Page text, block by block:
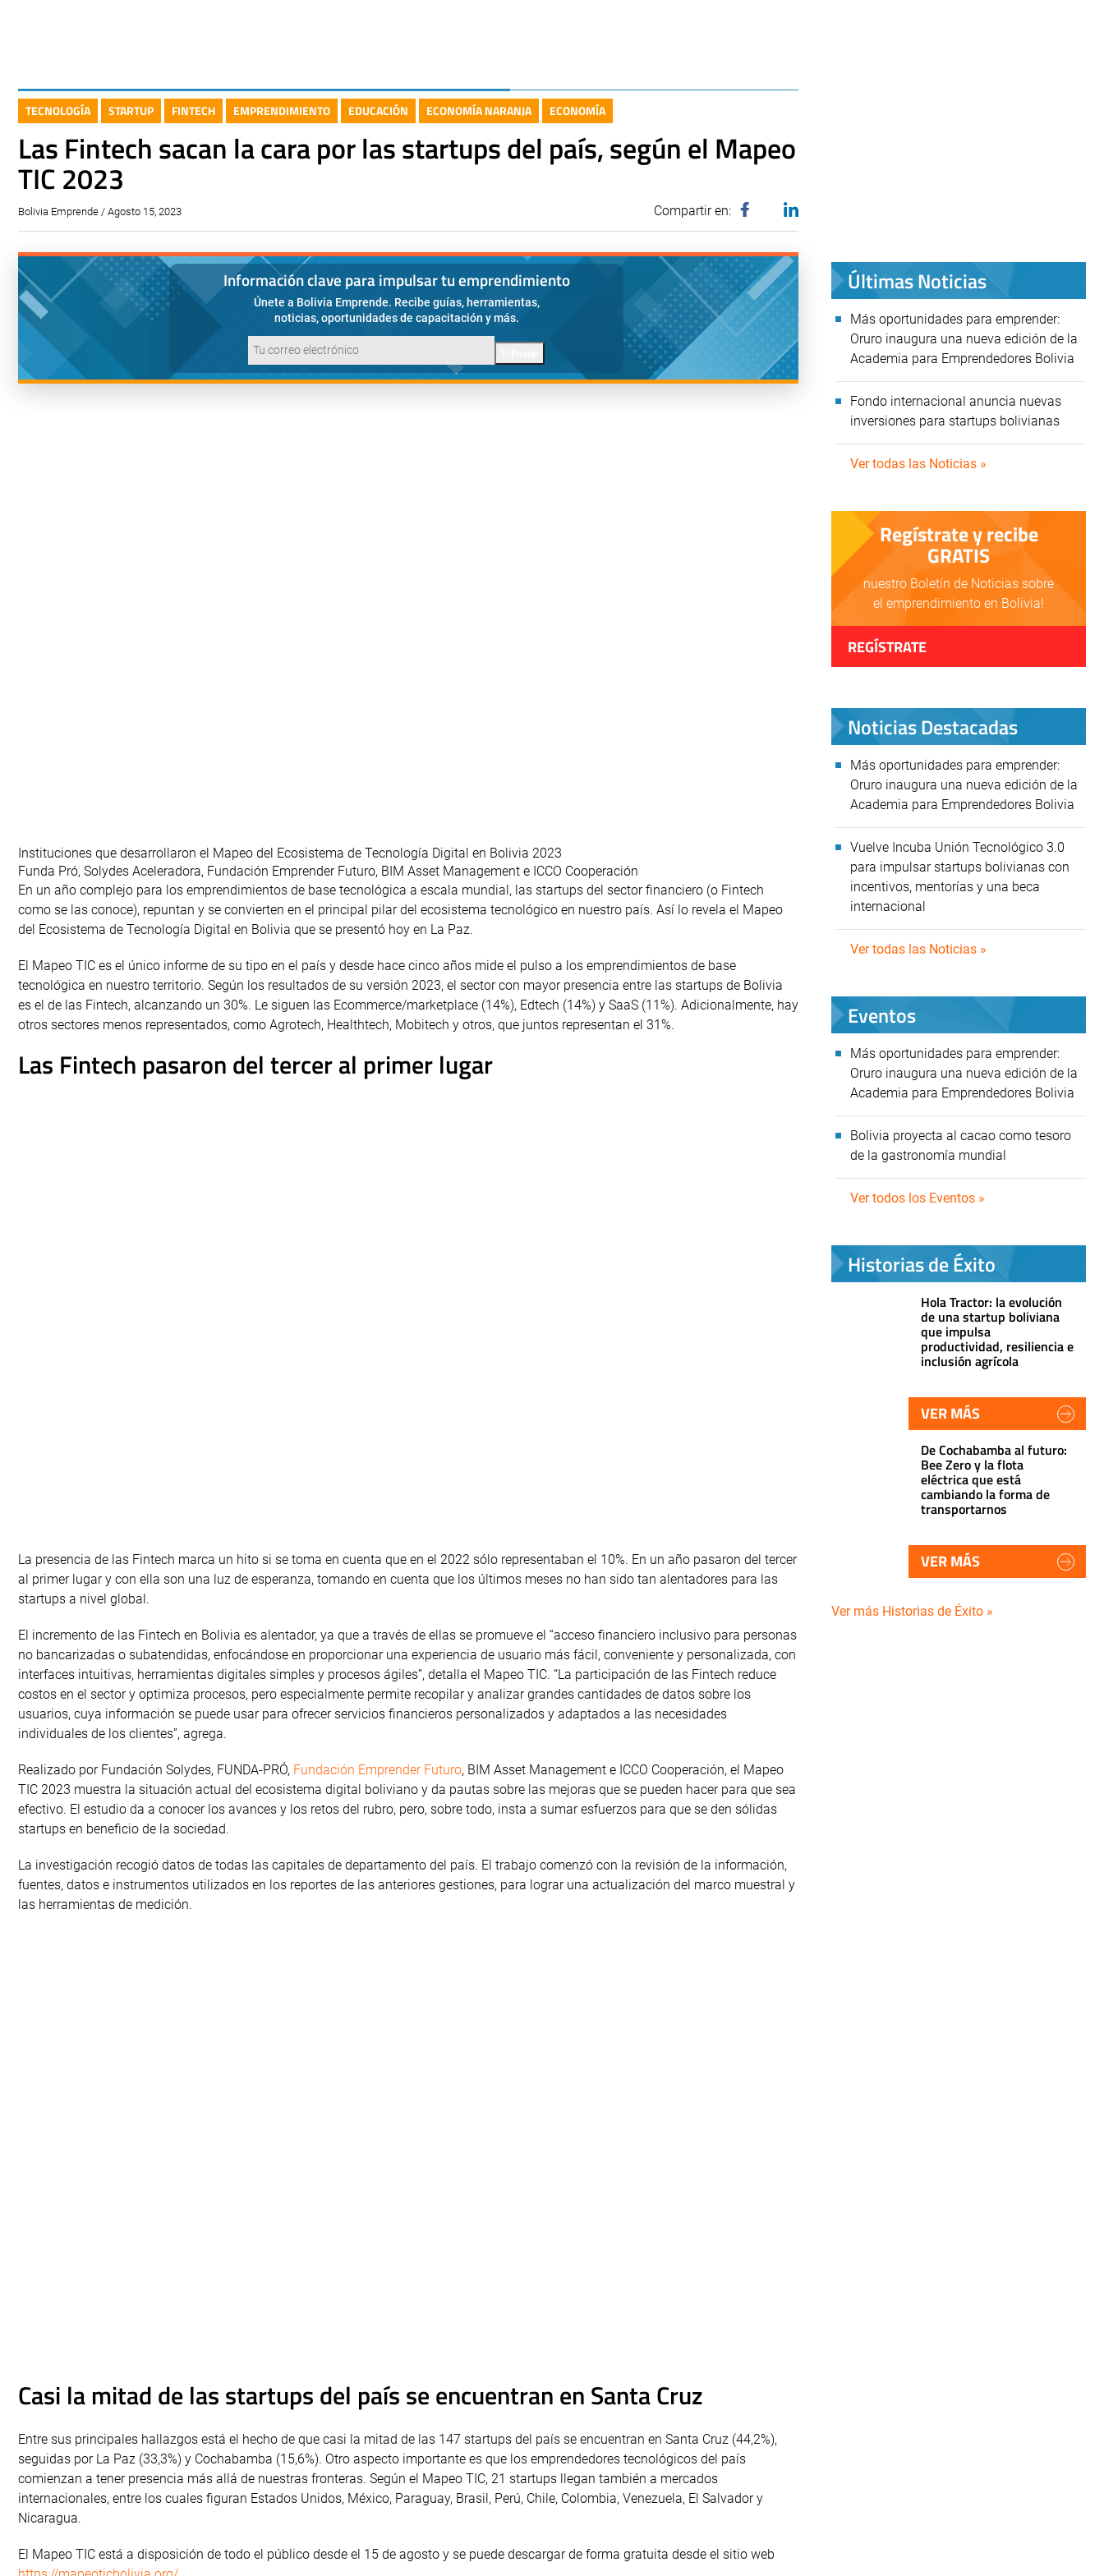
TECNOLOGÍA STARTUP FINTECH EMPRENDIMIENTO EDUCACIÓN ECONOMÍA NARANJA ECONOMÍA
Las Fintech sacan la cara por las startups del país, según el Mapeo
TIC 2023
Bolivia Emprende / Agosto 15, 2023 Compartir en:
Información clave para impulsar tu emprendimiento
Únete a Bolivia Emprende. Recibe guías, herramientas,
noticias, oportunidades de capacitación y más.
Instituciones que desarrollaron el Mapeo del Ecosistema de Tecnología Digital en Bolivia 2023
Funda Pró, Solydes Aceleradora, Fundación Emprender Futuro, BIM Asset Management e ICCO Cooperación
En un año complejo para los emprendimientos de base tecnológica a escala mundial, las startups del sector financiero (o Fintech
como se las conoce), repuntan y se convierten en el principal pilar del ecosistema tecnológico en nuestro país. Así lo revela el Mapeo
del Ecosistema de Tecnología Digital en Bolivia que se presentó hoy en La Paz.
El Mapeo TIC es el único informe de su tipo en el país y desde hace cinco años mide el pulso a los emprendimientos de base
tecnológica en nuestro territorio. Según los resultados de su versión 2023, el sector con mayor presencia entre las startups de Bolivia
es el de las Fintech, alcanzando un 30%. Le siguen las Ecommerce/marketplace (14%), Edtech (14%) y SaaS (11%). Adicionalmente, hay
otros sectores menos representados, como Agrotech, Healthtech, Mobitech y otros, que juntos representan el 31%.
Las Fintech pasaron del tercer al primer lugar
La presencia de las Fintech marca un hito si se toma en cuenta que en el 2022 sólo representaban el 10%. En un año pasaron del tercer
al primer lugar y con ella son una luz de esperanza, tomando en cuenta que los últimos meses no han sido tan alentadores para las
startups a nivel global.
El incremento de las Fintech en Bolivia es alentador, ya que a través de ellas se promueve el “acceso financiero inclusivo para personas
no bancarizadas o subatendidas, enfocándose en proporcionar una experiencia de usuario más fácil, conveniente y personalizada, con
interfaces intuitivas, herramientas digitales simples y procesos ágiles”, detalla el Mapeo TIC. “La participación de las Fintech reduce
costos en el sector y optimiza procesos, pero especialmente permite recopilar y analizar grandes cantidades de datos sobre los
usuarios, cuya información se puede usar para ofrecer servicios financieros personalizados y adaptados a las necesidades
individuales de los clientes”, agrega.
Realizado por Fundación Solydes, FUNDA-PRÓ, Fundación Emprender Futuro, BIM Asset Management e ICCO Cooperación, el Mapeo
TIC 2023 muestra la situación actual del ecosistema digital boliviano y da pautas sobre las mejoras que se pueden hacer para que sea
efectivo. El estudio da a conocer los avances y los retos del rubro, pero, sobre todo, insta a sumar esfuerzos para que se den sólidas
startups en beneficio de la sociedad.
La investigación recogió datos de todas las capitales de departamento del país. El trabajo comenzó con la revisión de la información,
fuentes, datos e instrumentos utilizados en los reportes de las anteriores gestiones, para lograr una actualización del marco muestral y
las herramientas de medición.
Casi la mitad de las startups del país se encuentran en Santa Cruz
Entre sus principales hallazgos está el hecho de que casi la mitad de las 147 startups del país se encuentran en Santa Cruz (44,2%),
seguidas por La Paz (33,3%) y Cochabamba (15,6%). Otro aspecto importante es que los emprendedores tecnológicos del país
comienzan a tener presencia más allá de nuestras fronteras. Según el Mapeo TIC, 21 startups llegan también a mercados
internacionales, entre los cuales figuran Estados Unidos, México, Paraguay, Brasil, Perú, Chile, Colombia, Venezuela, El Salvador y
Nicaragua.
El Mapeo TIC está a disposición de todo el público desde el 15 de agosto y se puede descargar de forma gratuita desde el sitio web
Últimas Noticias
Más oportunidades para emprender:
Oruro inaugura una nueva edición de la
Academia para Emprendedores Bolivia
Fondo internacional anuncia nuevas
inversiones para startups bolivianas
Ver todas las Noticias »
Regístrate y recibe
GRATIS
nuestro Boletín de Noticias sobre
el emprendimiento en Bolivia!
REGÍSTRATE
Noticias Destacadas
Más oportunidades para emprender:
Oruro inaugura una nueva edición de la
Academia para Emprendedores Bolivia
Vuelve Incuba Unión Tecnológico 3.0
para impulsar startups bolivianas con
incentivos, mentorías y una beca
internacional
Ver todas las Noticias »
Eventos
Más oportunidades para emprender:
Oruro inaugura una nueva edición de la
Academia para Emprendedores Bolivia
Bolivia proyecta al cacao como tesoro
de la gastronomía mundial
Ver todos los Eventos »
Historias de Éxito
Hola Tractor: la evolución
de una startup boliviana
que impulsa
productividad, resiliencia e
inclusión agrícola
VER MÁS
De Cochabamba al futuro:
Bee Zero y la flota
eléctrica que está
cambiando la forma de
transportarnos
VER MÁS
Ver más Historias de Éxito »